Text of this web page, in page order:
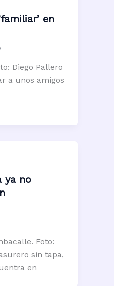
en
Diego Pallero
a unos amigos
ya no
Foto:
sin tapa,
en